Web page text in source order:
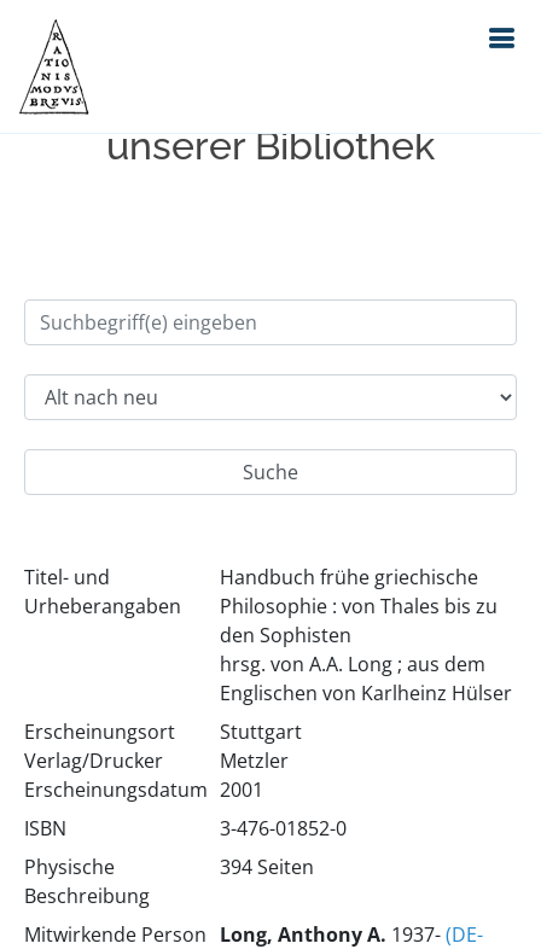
Einfache Suche im Bestand
unserer Bibliothek
Titel- und
Urheberangaben
Handbuch frühe griechische
Philosophie : von Thales bis zu
den Sophisten
hrsg. von A.A. Long ; aus dem
Englischen von Karlheinz Hülser
Erscheinungsort
Verlag/Drucker
Erscheinungsdatum
Stuttgart
Metzler
2001
ISBN
3-476-01852-0
Physische
Beschreibung
394 Seiten
Mitwirkende Person Long, Anthony A. 1937-(DE-